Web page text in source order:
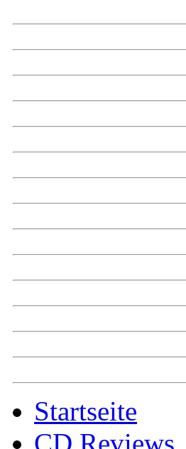
Startseite